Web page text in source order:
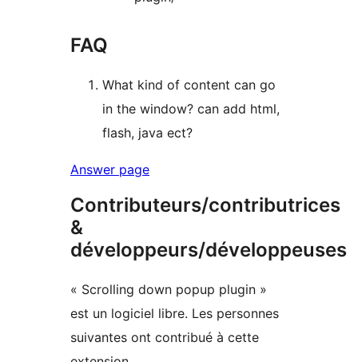
FAQ
What kind of content can go
in the window? can add html,
flash, java ect?
Answer page
Contributeurs/contributrices
&
développeurs/développeuses
« Scrolling down popup plugin »
est un logiciel libre. Les personnes
suivantes ont contribué à cette